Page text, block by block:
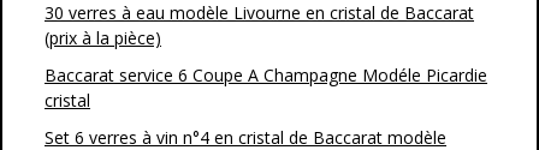
30 verres à eau modèle Livourne en cristal de Baccarat
(prix à la pièce)
Baccarat service 6 Coupe A Champagne Modéle Picardie
cristal
Set 6 verres à vin n°4 en cristal de Baccarat modèle